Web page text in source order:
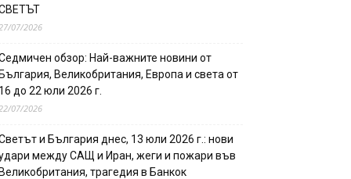
07/2026
обзор: Най-важните новини от
Великобритания, Европа и света от
до 22 юли 2026 г.
07/2026
и България днес, 13 юли 2026 г.: нови
между САЩ и Иран, жеги и пожари във
трагедия в Банкок